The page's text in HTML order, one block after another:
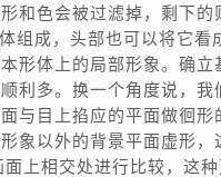
和色会被过滤掉，剩下的
组成，头部也可以将它看
形体上的局部形象。确立
利多。换一个角度说，我
与目上掐应的平面做徊形
象以外的背景平面虚形，
上相交处进行比较，这